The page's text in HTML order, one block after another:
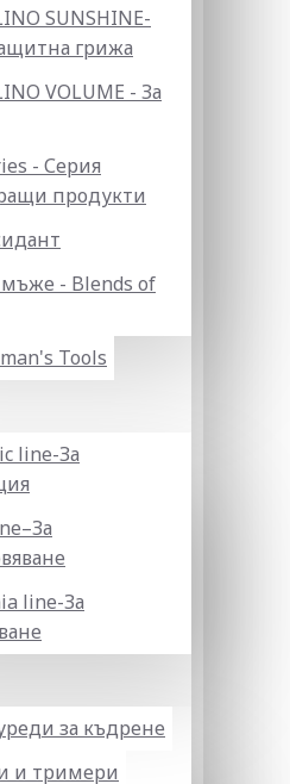
SUNSHINE-
грижа
VOLUME - За
- Серия
продукти
мъже - Blends of
Tools
line-За
line-За
за къдрене
и тримери